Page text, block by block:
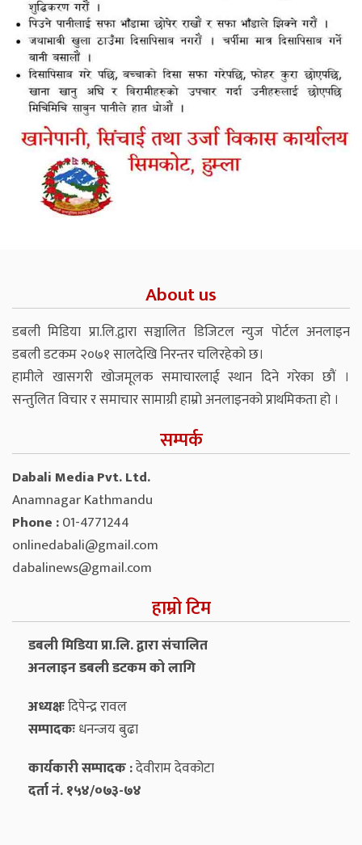
About us
डबली मिडिया प्रा.लि.द्वारा सञ्चालित डिजिटल न्युज पोर्टल अनलाइन
डबली डटकम २०७१ सालदेखि निरन्तर चलिरहेको छ।
हामीले खासगरी खोजमूलक समाचारलाई स्थान दिने गरेका छौं ।
सन्तुलित विचार र समाचार सामाग्री हाम्रो अनलाइनको प्राथमिकता हो ।
सम्पर्क
Dabali Media Pvt. Ltd.
Anamnagar Kathmandu
Phone :01-4771244
onlinedabali@gmail.com
dabalinews@gmail.com
हाम्रो टिम
डबली मिडिया प्रा.लि. द्वारा संचालित
अनलाइन डबली डटकम को लागि
अध्यक्षःदिपेन्द्र रावल
सम्पादकःधनन्‍जय बुढा
कार्यकारी सम्पादक :देवीराम देवकोटा
दर्ता नं. १५४/०७३-७४